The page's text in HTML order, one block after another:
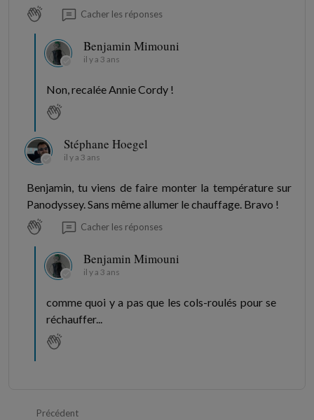
Cacher les réponses
Benjamin Mimouni
il y a 3 ans
Non, recalée Annie Cordy !
Stéphane Hoegel
il y a 3 ans
Benjamin, tu viens de faire monter la température sur
Panodyssey. Sans même allumer le chauffage. Bravo !
Cacher les réponses
Benjamin Mimouni
il y a 3 ans
comme quoi y a pas que les cols-roulés pour se
réchauffer...
Précédent